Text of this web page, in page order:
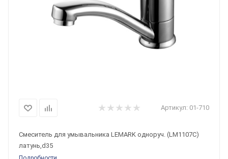
Артикул: 01-710
Смеситель для умывальника LEMARK одноруч. (LM1107C)
латунь,d35